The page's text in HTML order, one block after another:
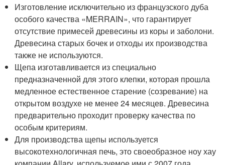
Изготовление исключительно из французского дуба
особого качества «MERRAIN», что гарантирует
отсутствие примесей древесины из коры и заболони.
Древесина старых бочек и отходы их производства
также не используются.
Щепа изготавливается из специально
предназначенной для этого клепки, которая прошла
медленное естественное старение (созревание) на
открытом воздухе не менее 24 месяцев. Древесина
предварительно проходит проверку качества по
особым критериям.
Для производства щепы используется
высокотехнологичная печь, это своеобразное ноу хау